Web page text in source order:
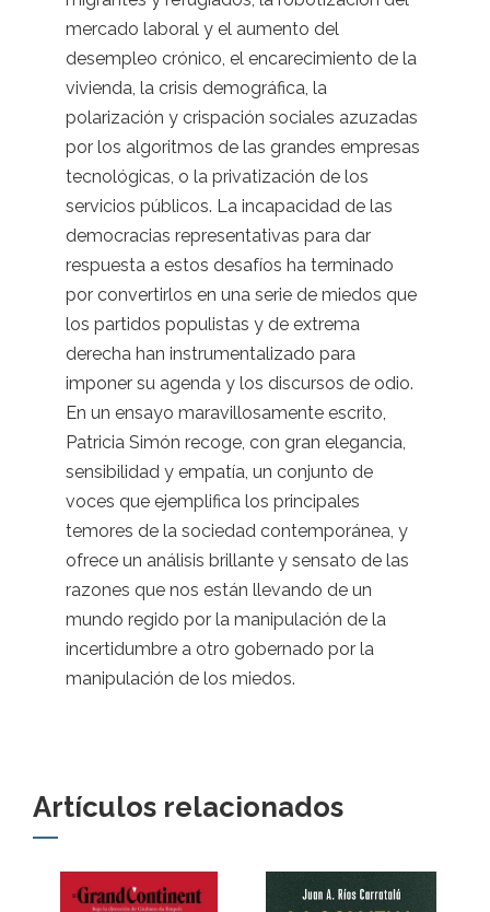
mercado laboral y el aumento del
desempleo crónico, el encarecimiento de la
vivienda, la crisis demográfica, la
polarización y crispación sociales azuzadas
por los algoritmos de las grandes empresas
tecnológicas, o la privatización de los
servicios públicos. La incapacidad de las
democracias representativas para dar
respuesta a estos desafíos ha terminado
por convertirlos en una serie de miedos que
los partidos populistas y de extrema
derecha han instrumentalizado para
imponer su agenda y los discursos de odio.
En un ensayo maravillosamente escrito,
Patricia Simón recoge, con gran elegancia,
sensibilidad y empatía, un conjunto de
voces que ejemplifica los principales
temores de la sociedad contemporánea, y
ofrece un análisis brillante y sensato de las
razones que nos están llevando de un
mundo regido por la manipulación de la
incertidumbre a otro gobernado por la
manipulación de los miedos.
Artículos relacionados